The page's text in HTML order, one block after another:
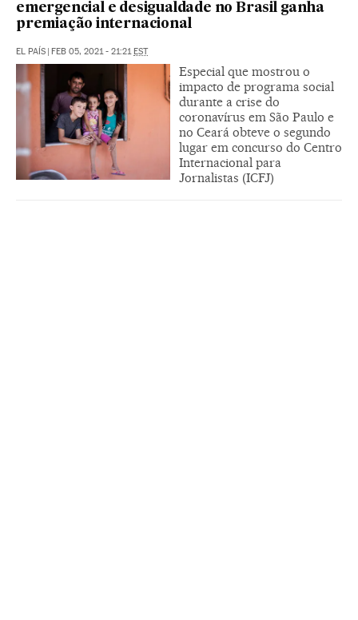
emergencial e desigualdade no Brasil ganha
premiação internacional
EL PAÍS | FEB 05, 2021 - 21:21EST
Especial que mostrou o
impacto de programa social
durante a crise do
coronavírus em São Paulo e
no Ceará obteve o segundo
lugar em concurso do Centro
Internacional para
Jornalistas (ICFJ)